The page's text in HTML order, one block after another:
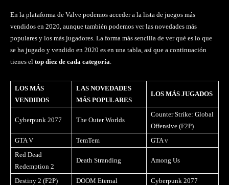
En la plataforma de Valve podemos acceder a la lista de juegos más
vendidos en 2020, aunque también podemos ver las novedades más
populares y los más jugadores. La forma más sencilla de ver qué es lo que
se ha jugado y vendido en 2020 es en una tabla, así que a continuación
tienes el top diez de cada categoría
LOS MÁS
VENDIDOS
LAS NOVEDADES
MÁS POPULARES
LOS MÁS JUGADOS
Cyberpunk 2077 The Outer Worlds
Counter Strike: Global
Offensive (F2P)
GTA V
TemTem
GTA v
Red Dead
Redemption 2
Death Stranding Among Us
Destiny 2 (F2P) DOOM Eternal
Cyberpunk 2077